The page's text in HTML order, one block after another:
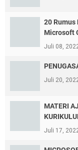
20 Rumus
Microsoft
Juli 08,
Juli 20,
MATERI
Juli 17,